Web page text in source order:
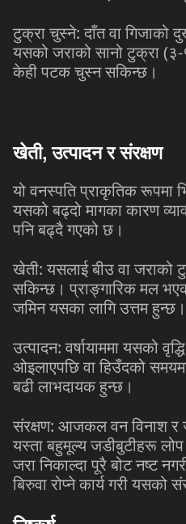
टुक्रा चुस्ने: दाँत वा गिजाको
यसको जराको सानो टुक्रा (३-
केही पटक चुस्न सकिन्छ।
खेती, उत्पादन र संरक्षण
यो वनस्पति प्राकृतिक रूपमा
यसको बढ्दो मागका कारण
पनि बढ्दै गएको छ।
खेती: यसलाई बीउ वा जराको
सकिन्छ। प्राङ्गारिक मल
जमिन यसका लागि उत्तम हुन्छ।
उत्पादन: वर्षायाममा यसको
ओइलाएपछि वा हिउँदको
बढी लाभदायक हुन्छ।
संरक्षण: आजकल वन विनाश र
यस्ता बहुमूल्य जडीबुटीहरू
जरा निकाल्दा पूरै बोट नष्ट
बिरुवा रोप्ने कार्य गरी यसको